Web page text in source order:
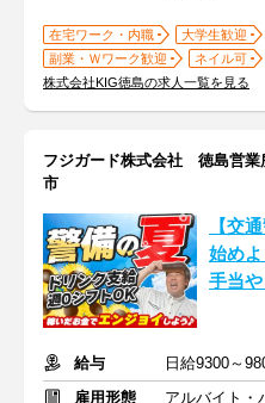
在宅ワーク・内職 大学生歓迎
副業・Ｗワーク歓迎
ネイル可
株式会社KIG徳島の求人一覧を見る
フジガード株式会社 徳島営
市
【交
始め
手当
給与
日給9300～
雇用形態
アルバイト・